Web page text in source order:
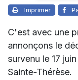
Imprimer
C'est avec une
annonçons le
survenu le 17
Sainte-Thérèse.